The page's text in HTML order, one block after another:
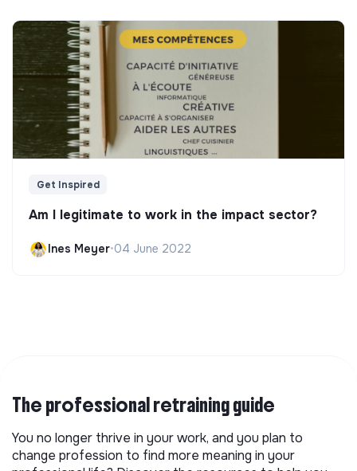
Get Inspired
Am I legitimate to work in the impact sector?
Ines Meyer•04 June 2022
The professional retraining guide
You no longer thrive in your work, and you plan to
change profession to find more meaning in your